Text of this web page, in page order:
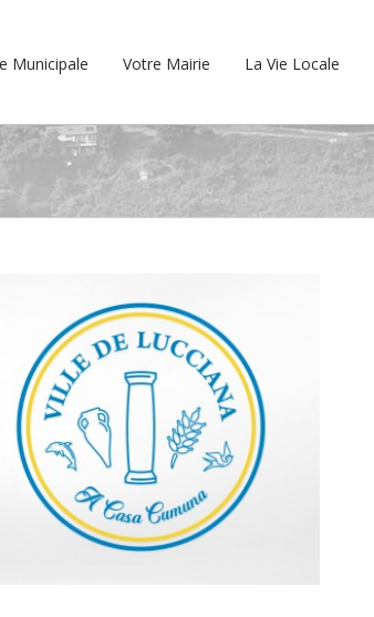
Municipale Votre Mairie La Vie Locale